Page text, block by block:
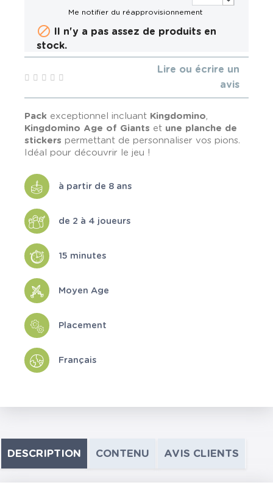
 Il n'y a pas assez de produits en
stock.
Lire ou écrire un
avis
Pack exceptionnel incluant Kingdomino,
Kingdomino Age of Giants et une planche de
stickers permettant de personnaliser vos pions.
Idéal pour découvrir le jeu !
à partir de 8 ans
de 2 à 4 joueurs
15 minutes
Moyen Age
Placement
Français
DESCRIPTION CONTENU AVIS CLIENTS